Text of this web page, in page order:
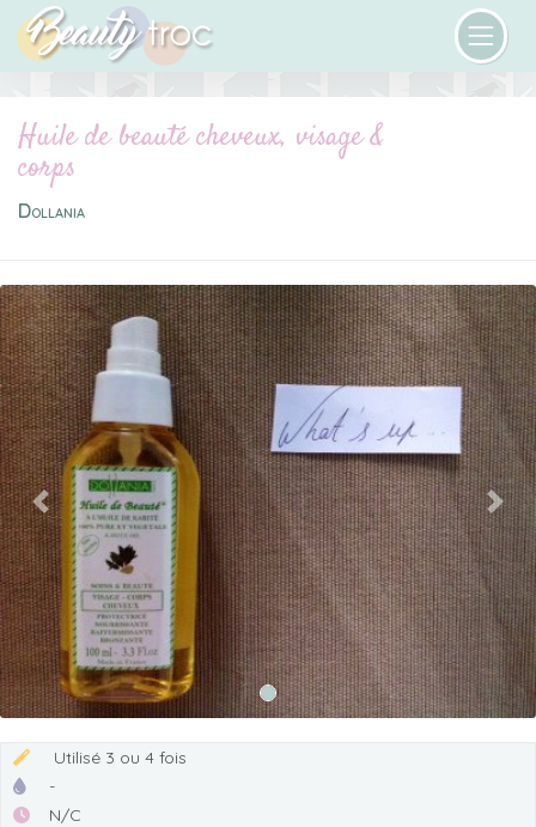
Huile de beauté cheveux, visage &
corps
Dollania
Previous Next
Utilisé 3 ou 4 fois
-
N/C